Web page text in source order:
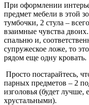
При оформлении
предмет мебели в этой
тумбочки, 2 стула –
взаимные чувства
спальню и,
супружеское ложе, то
рядом еще одну кровать.
Просто постарайтесь,
парных предметов – 2
изголовья (будет лучше,
хрустальными).